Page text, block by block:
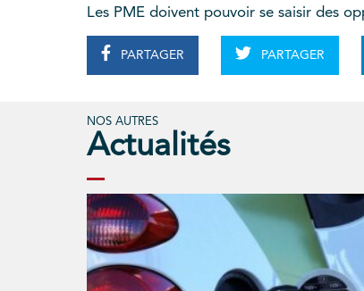
Les PME doivent pouvoir se saisir des
PARTAGER PARTAGER
NOS AUTRES
Actualités